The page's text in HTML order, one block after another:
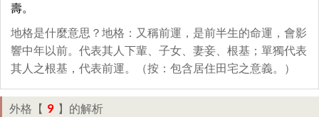
壽。
地格是什麼意思？地格：又稱前運，是前半生的命運，會影
響中年以前。代表其人下輩、子女、妻妾、根基；單獨代表
其人之根基，代表前運。（按：包含居住田宅之意義。）
外格【 9 】的解析